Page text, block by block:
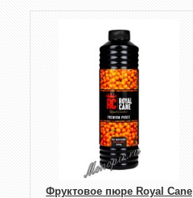
Фруктовое пюре Royal Cane